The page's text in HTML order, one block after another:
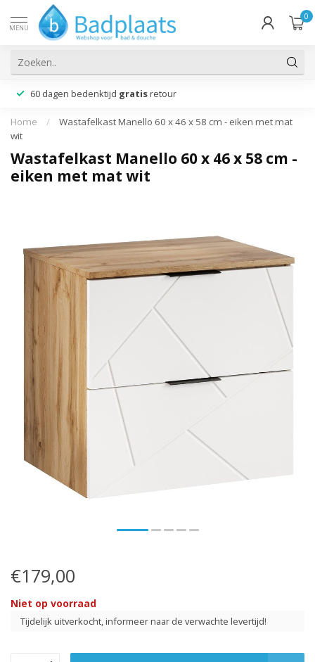
MENU
0
60 dagen bedenktijd gratis retour
Home /
Wastafelkast Manello 60 x 46 x 58 cm - eiken met mat
wit
Wastafelkast Manello 60 x 46 x 58 cm -
eiken met mat wit
€179,00
Niet op voorraad
Tijdelijk uitverkocht, informeer naar de verwachte levertijd!